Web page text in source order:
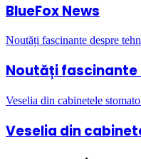
BlueFox News
Noutăți fascinante despre
Noutăți fascinante
Veselia din cabinetele
Veselia din